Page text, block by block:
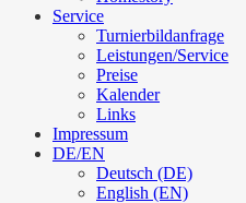
Service
Turnierbildanfrage
Leistungen/Service
Preise
Kalender
Links
Impressum
DE/EN
Deutsch (DE)
English (EN)